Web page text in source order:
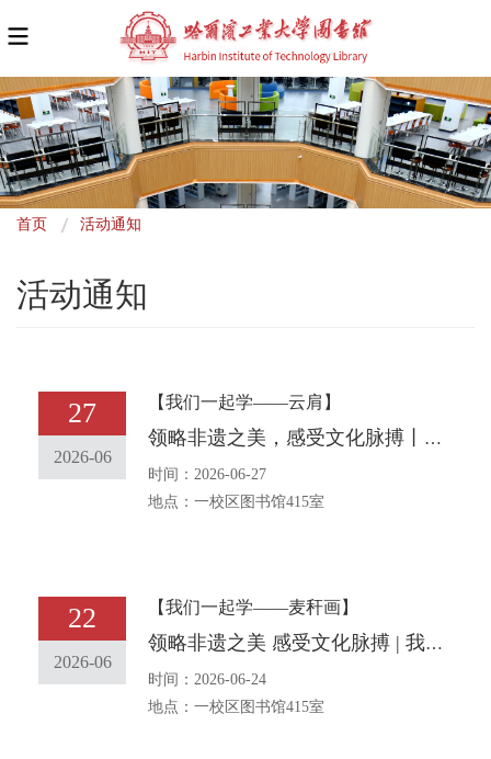
面
屑
首页 活动通知
活动通知
27
2026-06
【我们一起学——云肩】
领略非遗之美，感受文化脉搏丨我们一起学——云肩
时间：2026-06-27
地点：一校区图书馆415室
22
2026-06
【我们一起学——麦秆画】
领略非遗之美 感受文化脉搏 | 我们一起学——麦秆画
时间：2026-06-24
地点：一校区图书馆415室